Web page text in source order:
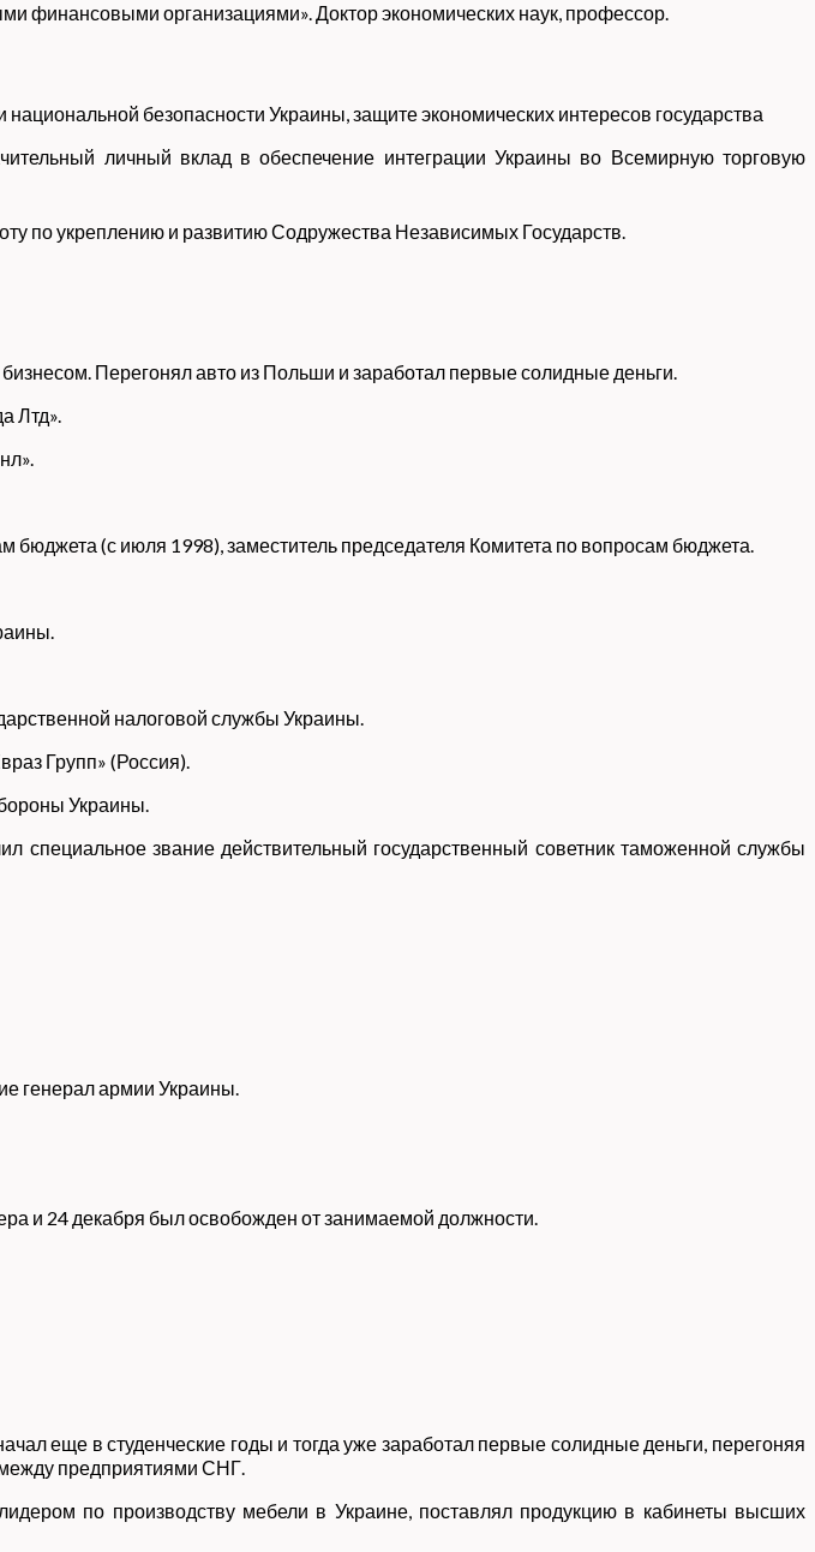
финансовыми организациями». Доктор экономических наук, профессор.
безопасности Украины, защите экономических интересов государства
личный вклад в обеспечение интеграции Украины во Всемирную торговую
по укреплению и развитию Содружества Независимых Государств.
Перегонял авто из Польши и заработал первые солидные деньги.
Лтд».
бюджета (с июля 1998), заместитель председателя Комитета по вопросам бюджета.
налоговой службы Украины.
Групп» (Россия).
Украины.
звание действительный государственный советник таможенной службы
генерал армии Украины.
и 24 декабря был освобожден от занимаемой должности.
еще в студенческие годы и тогда уже заработал первые солидные деньги, перегоняя
предприятиями СНГ.
по производству мебели в Украине, поставлял продукцию в кабинеты высших